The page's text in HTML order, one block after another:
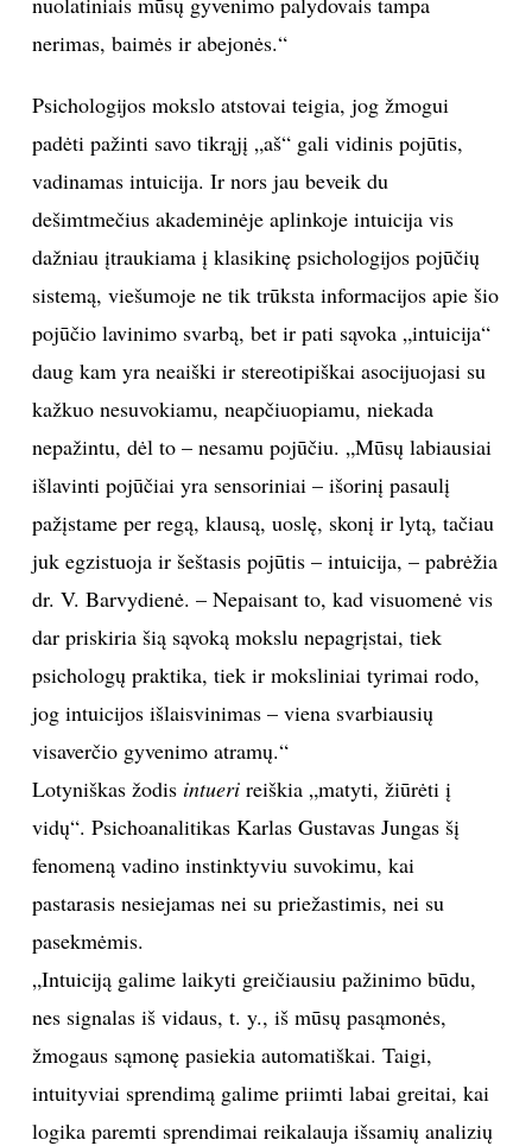
nerimas, baimės ir abejonės.“
Psichologijos mokslo atstovai teigia, jog žmogui
padėti pažinti savo tikrąjį „aš“ gali vidinis pojūtis,
vadinamas intuicija. Ir nors jau beveik du
dešimtmečius akademinėje aplinkoje intuicija vis
dažniau įtraukiama į klasikinę psichologijos pojūčių
sistemą, viešumoje ne tik trūksta informacijos apie šio
pojūčio lavinimo svarbą, bet ir pati sąvoka „intuicija“
daug kam yra neaiški ir stereotipiškai asocijuojasi su
kažkuo nesuvokiamu, neapčiuopiamu, niekada
nepažintu, dėl to – nesamu pojūčiu. „Mūsų labiausiai
išlavinti pojūčiai yra sensoriniai – išorinį pasaulį
pažįstame per regą, klausą, uoslę, skonį ir lytą, tačiau
juk egzistuoja ir šeštasis pojūtis – intuicija, – pabrėžia
dr. V. Barvydienė. – Nepaisant to, kad visuomenė vis
dar priskiria šią sąvoką mokslu nepagrįstai, tiek
psichologų praktika, tiek ir moksliniai tyrimai rodo,
jog intuicijos išlaisvinimas – viena svarbiausių
visaverčio gyvenimo atramų.“
Lotyniškas žodis intuerireiškia „matyti, žiūrėti į
vidų“. Psichoanalitikas Karlas Gustavas Jungas šį
fenomeną vadino instinktyviu suvokimu, kai
pastarasis nesiejamas nei su priežastimis, nei su
pasekmėmis.
„Intuiciją galime laikyti greičiausiu pažinimo būdu,
nes signalas iš vidaus, t. y., iš mūsų pasąmonės,
žmogaus sąmonę pasiekia automatiškai. Taigi,
intuityviai sprendimą galime priimti labai greitai, kai
logika paremti sprendimai reikalauja išsamių analizių